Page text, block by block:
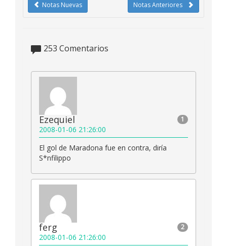
Notas Anteriores
Notas Nuevas
253 Comentarios
1
Ezequiel
2008-01-06 21:26:00
El gol de Maradona fue en contra, diría
S*nfilippo
2
ferg
2008-01-06 21:26:00